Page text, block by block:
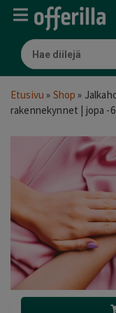
Etusivu » Shop »
rakennekynnet | jopa -